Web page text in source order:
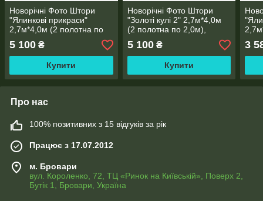
Новорічні Фото Штори
"Ялинкові прикраси"
2,7м*4,0м (2 полотна по
5 100 ₴
Купити
Новорічні Фото Штори
"Золоті кулі 2" 2,7м*4,0м
(2 полотна по 2,0м),
5 100₴
Купити
3
Про нас
100% позитивних з 15 відгуків за рік
Працює з 17.07.2012
м. Бровари
вул. Короленко, 72, ТЦ «Ринок на Київській», Поверх 2,
Бутік 1, Бровари, Україна